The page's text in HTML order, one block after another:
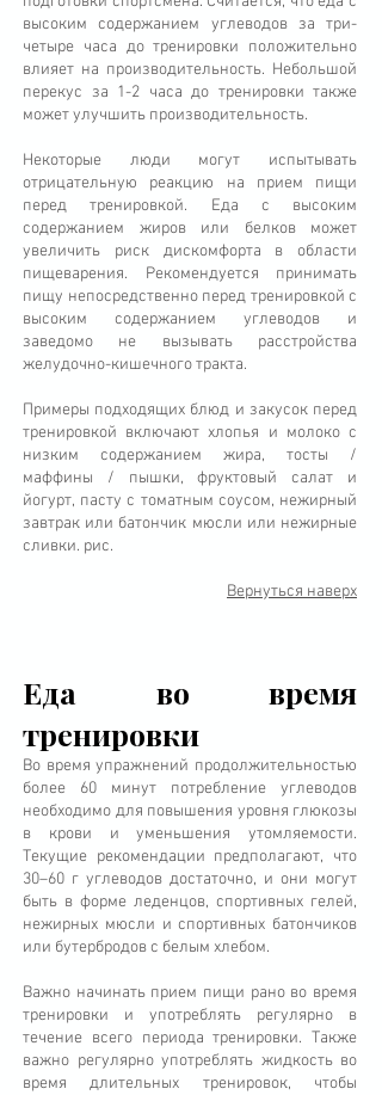
высоким содержанием углеводов за три-
четыре часа до тренировки положительно
влияет на производительность. Небольшой
перекус за 1-2 часа до тренировки также
может улучшить производительность.
Некоторые люди могут испытывать
отрицательную реакцию на прием пищи
перед тренировкой. Еда с высоким
содержанием жиров или белков может
увеличить риск дискомфорта в области
пищеварения. Рекомендуется принимать
пищу непосредственно перед тренировкой с
высоким содержанием углеводов и
заведомо не вызывать расстройства
желудочно-кишечного тракта.
Примеры подходящих блюд и закусок перед
тренировкой включают хлопья и молоко с
низким содержанием жира, тосты /
маффины / пышки, фруктовый салат и
йогурт, пасту с томатным соусом, нежирный
завтрак или батончик мюсли или нежирные
сливки. рис.
Вернуться наверх
Еда во время
тренировки
Во время упражнений продолжительностью
более 60 минут потребление углеводов
необходимо для повышения уровня глюкозы
в крови и уменьшения утомляемости.
Текущие рекомендации предполагают, что
30–60 г углеводов достаточно, и они могут
быть в форме леденцов, спортивных гелей,
нежирных мюсли и спортивных батончиков
или бутербродов с белым хлебом.
Важно начинать прием пищи рано во время
тренировки и употреблять регулярно в
течение всего периода тренировки. Также
важно регулярно употреблять жидкость во
время длительных тренировок, чтобы